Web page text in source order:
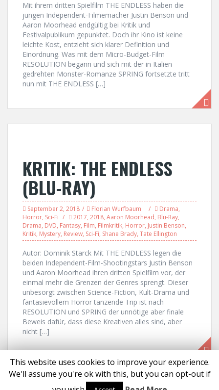
Mit ihrem dritten Spielfilm THE ENDLESS haben die
jungen Independent-Filmemacher Justin Benson und
Aaron Moorhead endgültig bei Kritik und
Festivalpublikum gepunktet. Doch ihr Kino ist keine
leichte Kost, entzieht sich klarer Definition und
Einordnung. Was mit dem Micro-Budget-Film
RESOLUTION begann und sich mit der in Italien
gedrehten Monster-Romanze SPRING fortsetzte tritt
nun mit THE ENDLESS […]
KRITIK: THE ENDLESS
(BLU-RAY)
September 2, 2018 Florian Wurfbaum Drama,
Horror, Sci-Fi 2017, 2018, Aaron Moorhead, Blu-Ray,
Drama, DVD, Fantasy, Film, Filmkritik, Horror, Justin Benson,
Kritik, Mystery, Review, Sci-Fi, Shane Brady, Tate Ellington
Autor: Dominik Starck Mit THE ENDLESS legen die
beiden Independent-Film-Shootingstars Justin Benson
und Aaron Moorhead ihren dritten Spielfilm vor, der
einmal mehr die Grenzen der Genres sprengt. Dieser
unbesorgt zwischen Science-Fiction, Kult-Drama und
fantasievollem Horror tanzende Trip ist nach
RESOLUTION und SPRING der unnötige aber finale
Beweis dafür, dass diese Kreativen alles sind, aber
nicht […]
Proudly powered by WordPress |Theme: Solon by aThemes
This website uses cookies to improve your experience.
We'll assume you're ok with this, but you can opt-out if